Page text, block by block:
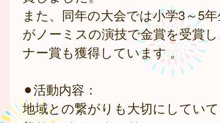
また、同年の大会では小学3～5
がノーミスの演技で金賞を受賞
ナー賞も獲得しています 。
⚫︎活動内容：
地域との繋がりも大切にしてい